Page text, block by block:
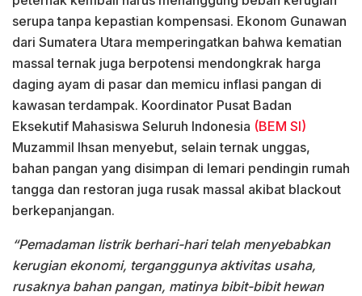
serupa tanpa kepastian kompensasi. Ekonom Gunawan
dari Sumatera Utara memperingatkan bahwa kematian
massal ternak juga berpotensi mendongkrak harga
daging ayam di pasar dan memicu inflasi pangan di
kawasan terdampak. Koordinator Pusat Badan
Eksekutif Mahasiswa Seluruh Indonesia (BEM SI)
Muzammil Ihsan menyebut, selain ternak unggas,
bahan pangan yang disimpan di lemari pendingin rumah
tangga dan restoran juga rusak massal akibat blackout
berkepanjangan.
“Pemadaman listrik berhari-hari telah menyebabkan
kerugian ekonomi, terganggunya aktivitas usaha,
rusaknya bahan pangan, matinya bibit-bibit hewan